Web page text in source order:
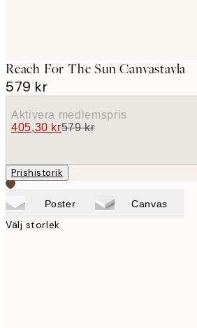
Reach For The Sun Canvastavla
579 kr
Aktivera medlemspris
405,30 kr579 kr
Prishistorik
Poster Canvas
Välj storlek